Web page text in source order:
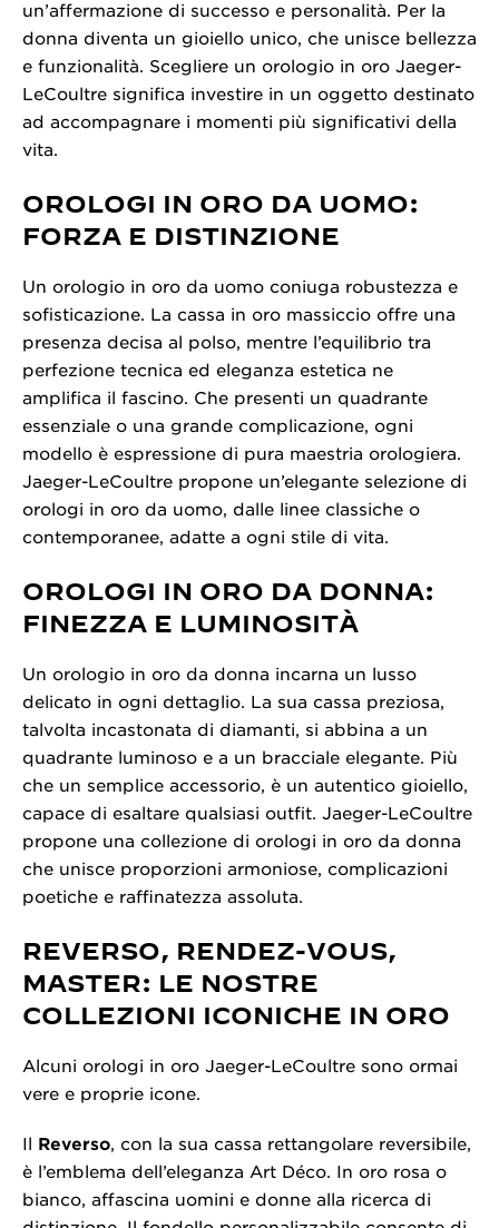
un’affermazione di successo e personalità. Per la
donna diventa un gioiello unico, che unisce bellezza
e funzionalità. Scegliere un orologio in oro Jaeger-
LeCoultre significa investire in un oggetto destinato
ad accompagnare i momenti più significativi della
vita.
OROLOGI IN ORO DA UOMO:
FORZA E DISTINZIONE
Un orologio in oro da uomo coniuga robustezza e
sofisticazione. La cassa in oro massiccio offre una
presenza decisa al polso, mentre l’equilibrio tra
perfezione tecnica ed eleganza estetica ne
amplifica il fascino. Che presenti un quadrante
essenziale o una grande complicazione, ogni
modello è espressione di pura maestria orologiera.
Jaeger-LeCoultre propone un’elegante selezione di
orologi in oro da uomo, dalle linee classiche o
contemporanee, adatte a ogni stile di vita.
OROLOGI IN ORO DA DONNA:
FINEZZA E LUMINOSITÀ
Un orologio in oro da donna incarna un lusso
delicato in ogni dettaglio. La sua cassa preziosa,
talvolta incastonata di diamanti, si abbina a un
quadrante luminoso e a un bracciale elegante. Più
che un semplice accessorio, è un autentico gioiello,
capace di esaltare qualsiasi outfit. Jaeger-LeCoultre
propone una collezione di orologi in oro da donna
che unisce proporzioni armoniose, complicazioni
poetiche e raffinatezza assoluta.
REVERSO, RENDEZ-VOUS,
MASTER: LE NOSTRE
COLLEZIONI ICONICHE IN ORO
Alcuni orologi in oro Jaeger-LeCoultre sono ormai
vere e proprie icone.
Il Reverso, con la sua cassa rettangolare reversibile,
è l’emblema dell’eleganza Art Déco. In oro rosa o
bianco, affascina uomini e donne alla ricerca di